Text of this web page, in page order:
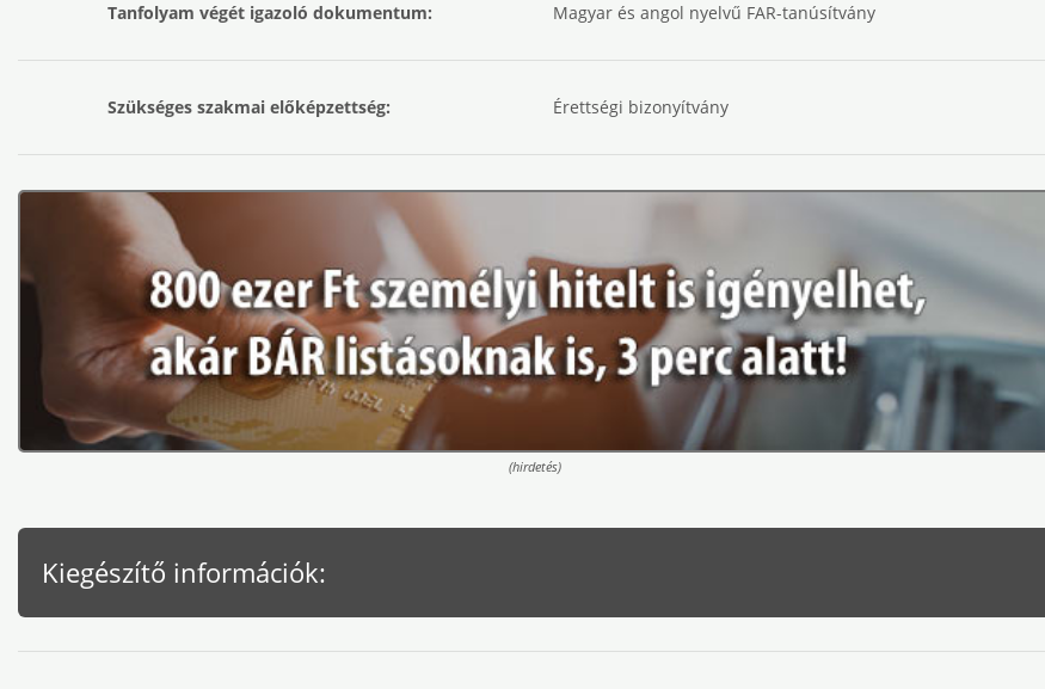
Tanfolyam végét igazoló dokumentum: Magyar és angol nyelvű FAR-tanúsítvány
Szükséges szakmai előképzettség: Érettségi bizonyítvány
(hirdetés)
Kiegészítő információk: